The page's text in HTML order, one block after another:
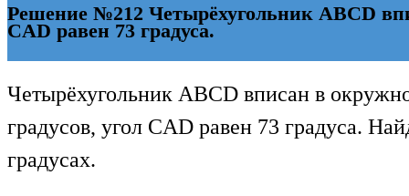
Решение №212 Четырёхугольник ABCD
CAD равен 73 градуса.
Четырёхугольник ABCD вписан в
градусов, угол CAD равен 73 градуса.
градусах.